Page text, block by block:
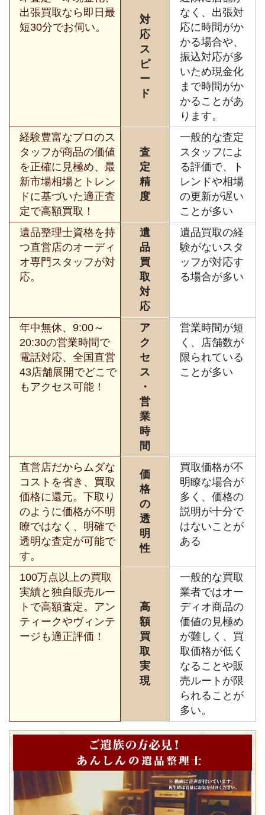
出張買取なら即日最
短30分でお伺い。
対
応
ス
ピ
ー
ド
なく、出張対
応に時間がか
かる場合や、
振込対応が多
いため現金化
まで時間がか
かることがあ
ります。
経験豊富なプロのス
タッフが商品の価値
を正確に見極め、最
新市場相場とトレン
ドに基づいた適正査
定で高額買取！
査
定
精
度
一般的な査定
スタッフによ
る評価で、ト
レンドや相場
の更新が遅い
ことが多い
遺品整理士資格を持
つ直営店のオーディ
オ専門スタッフが対
応。
遺
品
買
取
対
応
遺品買取の経
験がないスタ
ッフが対応す
る場合が多い
年中無休、9:00～
20:30の営業時間で
電話対応、全国直営
43店舗展開でどこで
もアクセス可能！
ア
ク
セ
ス
・
営
業
時
間
営業時間が短
く、店舗数が
限られている
ことが多い
直営店だからムダな
コストを省き、買取
価格に還元。下取り
のように価格が不明
瞭ではなく、明確で
透明な査定が可能で
す。
価
格
の
透
明
性
買取価格が不
明瞭な場合が
多く、価格の
説明が十分で
はないことが
ある
100万点以上の買取
実績と独自販売ルー
トで高額査定。アン
ティークやヴィンテ
ージも適正評価！
高
額
買
取
実
現
一般的な買取
業者ではオー
ディオ商品の
価値の見極め
が難しく、買
取価格が低く
なることや販
売ルートが限
られることが
多い。